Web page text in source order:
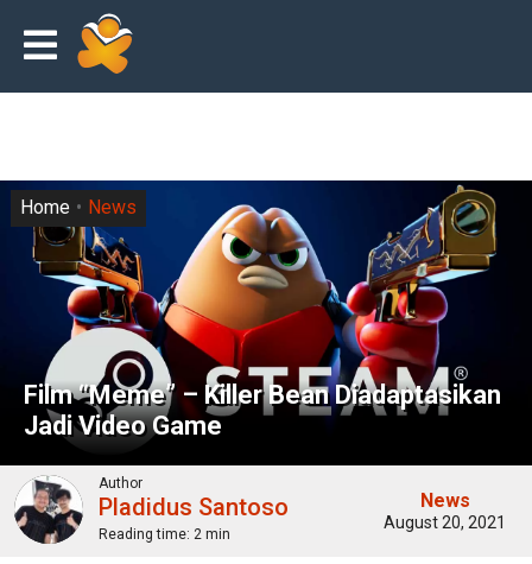
Film “Meme” – Killer Bean Diadaptasikan
Jadi Video Game
Home News
Author
Pladidus Santoso
Reading time: 2 min
News
August 20, 2021